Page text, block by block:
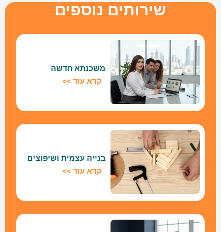
שירותים נוספים
משכנתא חדשה
קרא עוד >>
בנייה עצמית ושיפוצים
קרא עוד >>